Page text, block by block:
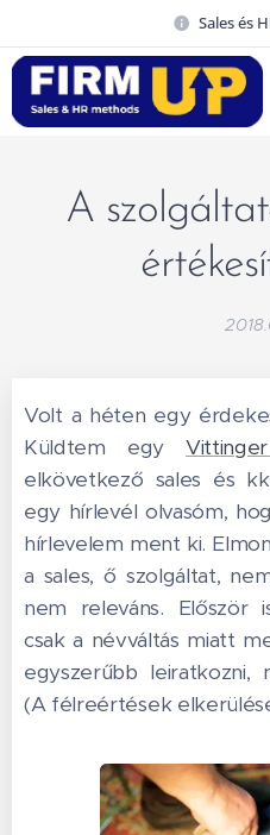
Sales és
A
Volt a héten egy
Küldtem egy
elkövetkező sales és
egy hírlevél olvasóm,
hírlevelem ment ki.
a sales, ő szolgáltat,
nem releváns. Először
csak a névváltás miatt
egyszerűbb leiratkozni,
(A félreértések